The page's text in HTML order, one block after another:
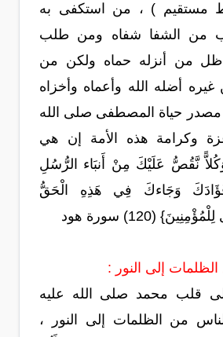
مستقيم ) ، من استكفى به
من الشفا شفاه ومن طلب
من أنزله حماه ولكن من
أضله الله وأعماه وأخزاه
مصدر حياة المصطفى صلى الله
وكرامة هذه الأمة إن هي
نَّقُصُّ عَلَيْكَ مِنْ أَنبَاء الرُّسُلِ
وَجَاءكَ فِي هَذِهِ الْحَقُّ
(120) سورة هود
إلى النور :
قلب محمد صلى الله عليه
من الظلمات إلى النور ،